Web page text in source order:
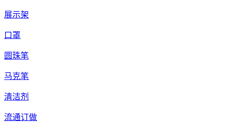
展示架
口罩
圆珠笔
马克笔
清洁剂
流通订做